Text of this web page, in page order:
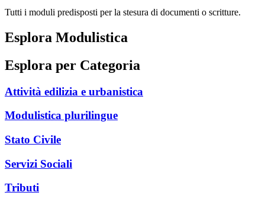
Tutti i moduli predisposti per la stesura di documenti o scritture.
Esplora Modulistica
Esplora per Categoria
Attività edilizia e urbanistica
Modulistica plurilingue
Stato Civile
Servizi Sociali
Tributi